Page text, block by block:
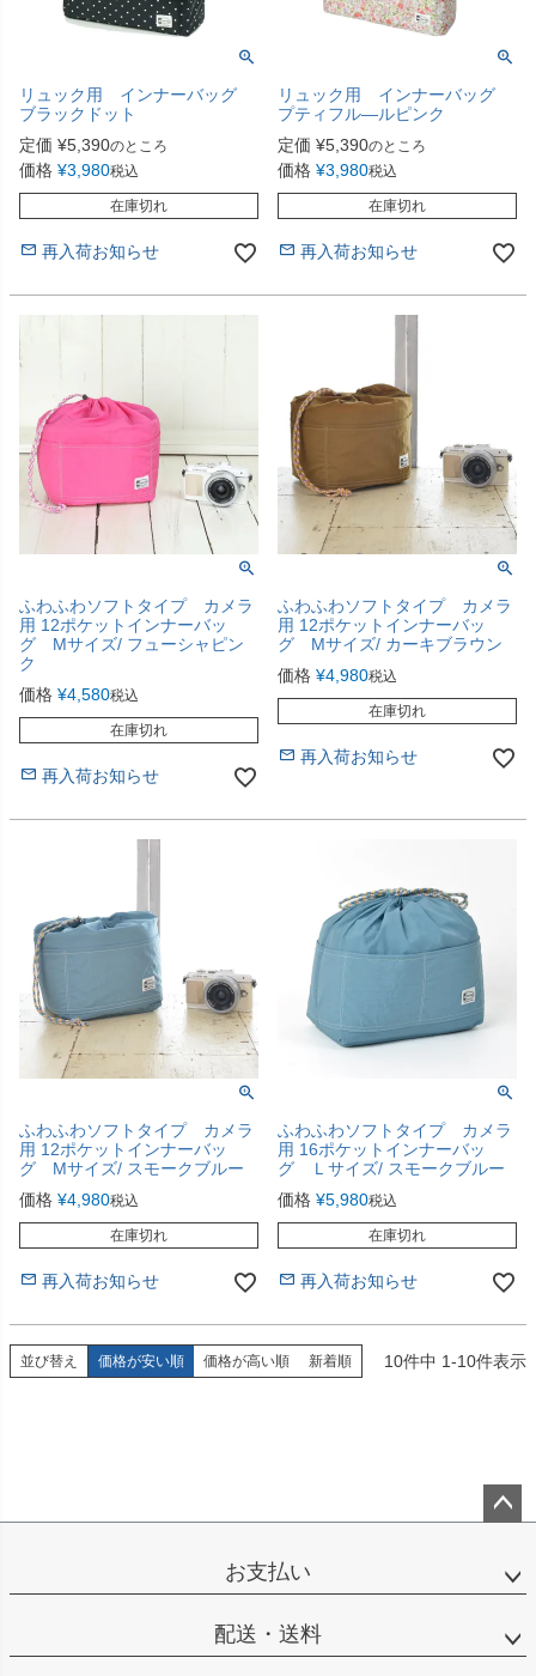
リュック用 インナーバッグ
ブラックドット
定価 ¥5,390のところ
価格 ¥3,980税込
在庫切れ
再入荷お知らせ
リュック用 インナーバッグ
プティフル―ルピンク
定価 ¥5,390のところ
価格 ¥3,980税込
在庫切れ
再入荷お知らせ
ふわふわソフトタイプ カメラ
用 12ポケットインナーバッ
グ Мサイズ/ フューシャピン
ク
価格 ¥4,580税込
在庫切れ
再入荷お知らせ
ふわふわソフトタイプ カメラ
用 12ポケットインナーバッ
グ Мサイズ/ カーキブラウン
価格 ¥4,980税込
在庫切れ
再入荷お知らせ
ふわふわソフトタイプ カメラ
用 12ポケットインナーバッ
グ Мサイズ/ スモークブルー
価格 ¥4,980税込
在庫切れ
再入荷お知らせ
ふわふわソフトタイプ カメラ
用 16ポケットインナーバッ
グ Ｌサイズ/ スモークブルー
価格 ¥5,980税込
在庫切れ
再入荷お知らせ
並び替え 価格が安い順 価格が高い順 新着順 10件中 1-10件表示
ップ
お支払い
配送・送料